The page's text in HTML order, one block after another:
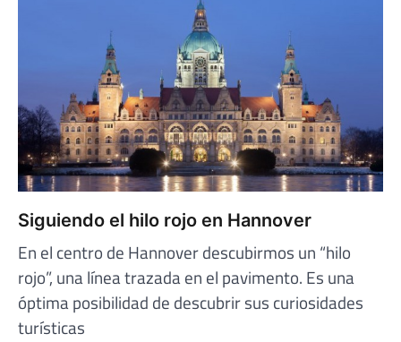
Siguiendo el hilo rojo en Hannover
En el centro de Hannover descubirmos un “hilo
rojo”, una línea trazada en el pavimento. Es una
óptima posibilidad de descubrir sus curiosidades
turísticas